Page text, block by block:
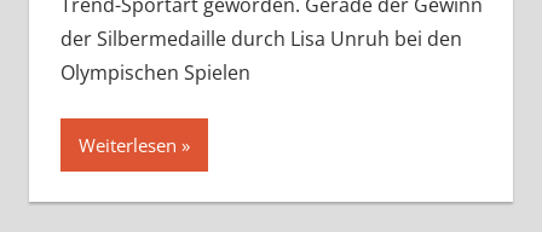
der Silbermedaille durch Lisa Unruh bei den
Olympischen Spielen
Weiterlesen